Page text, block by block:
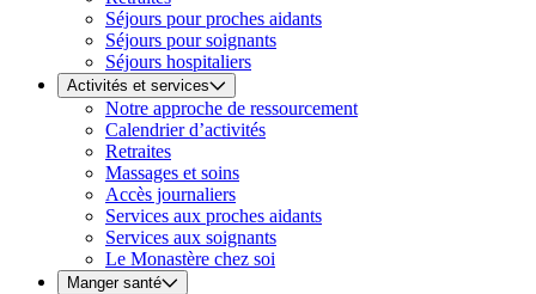
Séjours pour proches aidants
Séjours pour soignants
Séjours hospitaliers
Activités et services
Notre approche de ressourcement
Calendrier d’activités
Retraites
Massages et soins
Accès journaliers
Services aux proches aidants
Services aux soignants
Le Monastère chez soi
Manger santé